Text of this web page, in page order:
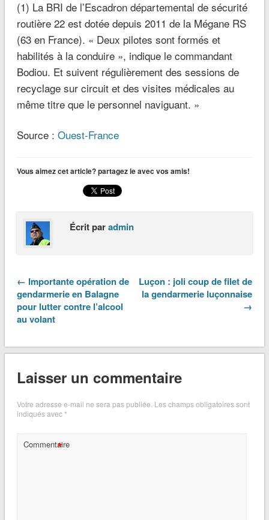
(1) La BRI de l’Escadron départemental de sécurité
routière 22 est dotée depuis 2011 de la Mégane RS
(63 en France). « Deux pilotes sont formés et
habilités à la conduire », indique le commandant
Bodiou. Et suivent régulièrement des sessions de
recyclage sur circuit et des visites médicales au
même titre que le personnel naviguant. »
Source : Ouest-France
Vous aimez cet article? partagez le avec vos amis!
Écrit paradmin
← Importante opération de
gendarmerie en Balagne
pour lutter contre l’alcool
au volant
Luçon : joli coup de filet de
la gendarmerie luçonnaise
→
Laisser un commentaire
Votre adresse e-mail ne sera pas publiée. Les champs obligatoires sont
indiqués avec*
Commentaire
*